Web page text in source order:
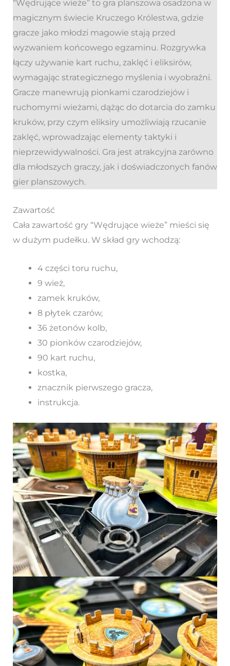
“Wędrujące wieże” to gra planszowa osadzona w
magicznym świecie Kruczego Królestwa, gdzie
gracze jako młodzi magowie stają przed
wyzwaniem końcowego egzaminu. Rozgrywka
łączy używanie kart ruchu, zaklęć i eliksirów,
wymagając strategicznego myślenia i wyobraźni.
Gracze manewrują pionkami czarodziejów i
ruchomymi wieżami, dążąc do dotarcia do zamku
kruków, przy czym eliksiry umożliwiają rzucanie
zaklęć, wprowadzając elementy taktyki i
nieprzewidywalności. Gra jest atrakcyjna zarówno
dla młodszych graczy, jak i doświadczonych fanów
gier planszowych.
Zawartość
Cała zawartość gry “Wędrujące wieże” mieści się
w dużym pudełku. W skład gry wchodzą:
4 części toru ruchu,
9 wież,
zamek kruków,
8 płytek czarów,
36 żetonów kolb,
30 pionków czarodziejów,
90 kart ruchu,
kostka,
znacznik pierwszego gracza,
instrukcja.